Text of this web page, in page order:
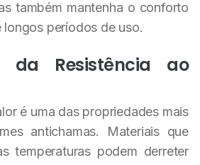
também mantenha o conforto
longos períodos de uso.
da Resistência ao
é uma das propriedades mais
antichamas. Materiais que
temperaturas podem derreter